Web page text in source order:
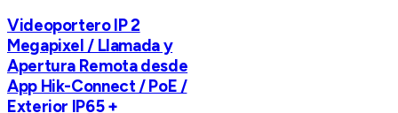
Videoportero IP 2
Megapixel / Llamada y
Apertura Remota desde
App Hik-Connect / PoE /
Exterior IP65 +